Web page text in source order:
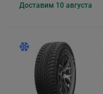
Доставим 10 августа